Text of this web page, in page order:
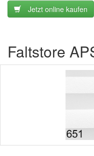
Jetzt online kaufen
Faltstore